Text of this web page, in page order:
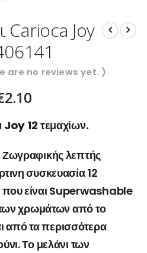
Joy
are no reviews yet. )
2.10
12 τεμαχίων.
λεπτής
συσκευασία 12
είναι Superwashable
χρωμάτων από το
από τα περισσότερα
Το μελάνι των